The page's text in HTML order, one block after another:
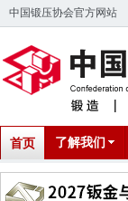
中国锻压协会官方网站
首页 了解我们